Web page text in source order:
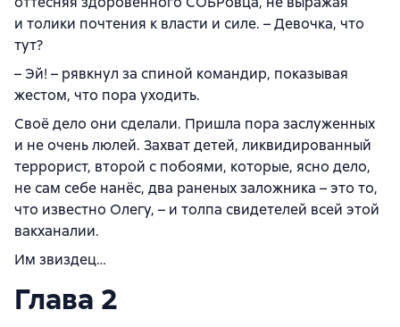
и толики почтения к власти и силе. – Девочка, что
тут?
– Эй! – рявкнул за спиной командир, показывая
жестом, что пора уходить.
Своё дело они сделали. Пришла пора заслуженных
и не очень люлей. Захват детей, ликвидированный
террорист, второй с побоями, которые, ясно дело,
не сам себе нанёс, два раненых заложника – это то,
что известно Олегу, – и толпа свидетелей всей этой
вакханалии.
Им звиздец…
Глава 2